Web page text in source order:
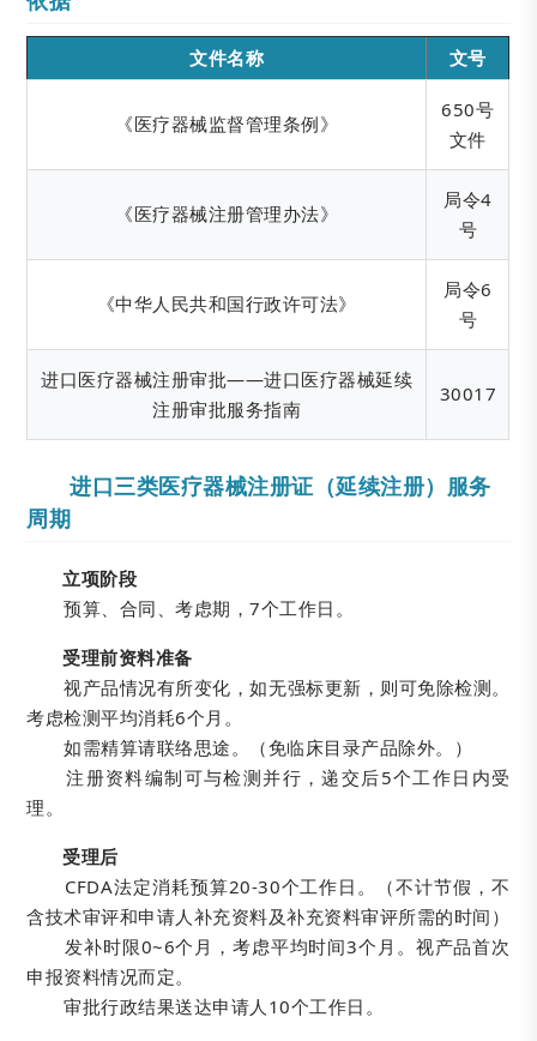
文件名称 文号
《医疗器械监督管理条例》
650号
文件
《医疗器械注册管理办法》
局令4
号
《中华人民共和国行政许可法》
局令6
号
进口医疗器械注册审批——进口医疗器械延续
注册审批服务指南
30017
进口三类医疗器械注册证（延续注册）服务
周期
立项阶段
预算、合同、考虑期，7个工作日。
受理前资料准备
视产品情况有所变化，如无强标更新，则可免除检测。
考虑检测平均消耗6个月。
如需精算请联络思途。（免临床目录产品除外。）
注册资料编制可与检测并行，递交后5个工作日内受
理。
受理后
CFDA法定消耗预算20-30个工作日。（不计节假，不
含技术审评和申请人补充资料及补充资料审评所需的时间）
发补时限0~6个月，考虑平均时间3个月。视产品首次
申报资料情况而定。
审批行政结果送达申请人10个工作日。